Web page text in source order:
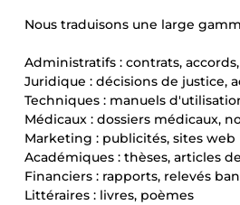
Nous traduisons une large
Administratifs : contrats,
Juridique : décisions de justice,
Techniques : manuels
Médicaux : dossiers médicaux,
Marketing : publicités, sites web
Académiques : thèses, articles
Financiers : rapports, relevés
Littéraires : livres, poèmes